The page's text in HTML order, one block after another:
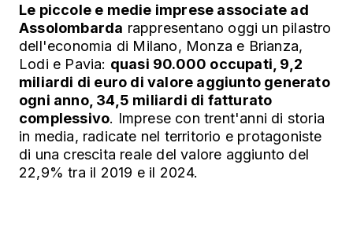
Le piccole e medie imprese associate ad
Assolombarda rappresentano oggi un pilastro
dell'economia di Milano, Monza e Brianza,
Lodi e Pavia: quasi 90.000 occupati, 9,2
miliardi di euro di valore aggiunto generato
ogni anno, 34,5 miliardi di fatturato
complessivo. Imprese con trent'anni di storia
in media, radicate nel territorio e protagoniste
di una crescita reale del valore aggiunto del
22,9% tra il 2019 e il 2024.